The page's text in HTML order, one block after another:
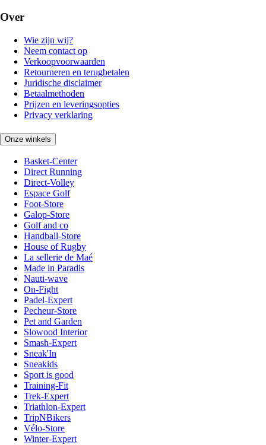
Over
Wie zijn wij?
Neem contact op
Verkoopvoorwaarden
Retourneren en terugbetalen
Juridische disclaimer
Betaalmethoden
Prijzen en leveringsopties
Privacy verklaring
Onze winkels
Basket-Center
Direct Running
Direct-Volley
Espace Golf
Foot-Store
Galop-Store
Golf and co
Handball-Store
House of Rugby
La sellerie de Maé
Made in Paradis
Nauti-wave
On-Fight
Padel-Expert
Pecheur-Store
Pet and Garden
Slowood Interior
Smash-Expert
Sneak'In
Sneakids
Sport is good
Training-Fit
Trek-Expert
Triathlon-Expert
TripNBikers
Vélo-Store
Winter-Expert